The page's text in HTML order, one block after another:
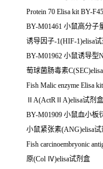
Protein 70 Elisa kit BY-
BY-M01461 小鼠高分子
诱导因子-1(HIF-1)elisa
BY-M01962 小鼠诱导型
萄球菌肠毒素
Fish Malic enzyme Elisa
ⅡA(ActRⅡA)elisa试剂盒
BY-M01909 小鼠血小板
小鼠紧张素(ANG)elisa试
Fish carcinoembryonic
原(Col Ⅳ)elisa试剂盒